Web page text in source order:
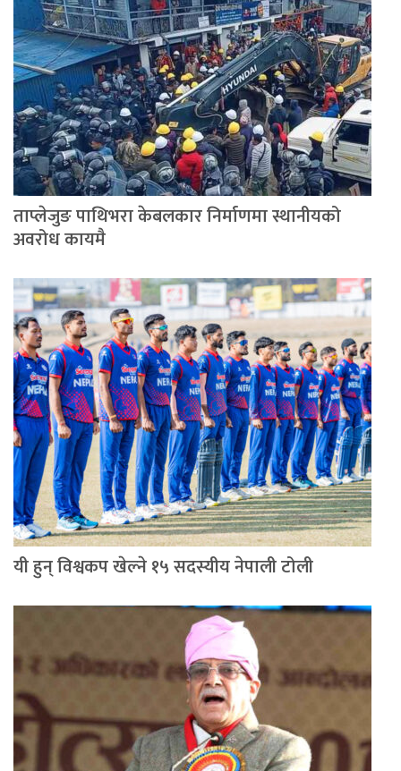
ताप्लेजुङ पाथिभरा केबलकार निर्माणमा स्थानीयको
अवरोध कायमै
यी हुन् विश्वकप खेल्ने १५ सदस्यीय नेपाली टोली